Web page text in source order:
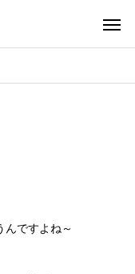
んですよね～